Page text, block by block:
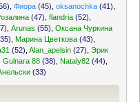
,Фиора (45) ,oksanochka (41)
(47) ,flandria (52)
,Arunas (55) ,Оксана Чуркина
Марина Цветкова (43)
(52) ,Alan_apelsin (27) ,Эрик
,Gulnara 88 (38) Nataly82 (44)
(33)